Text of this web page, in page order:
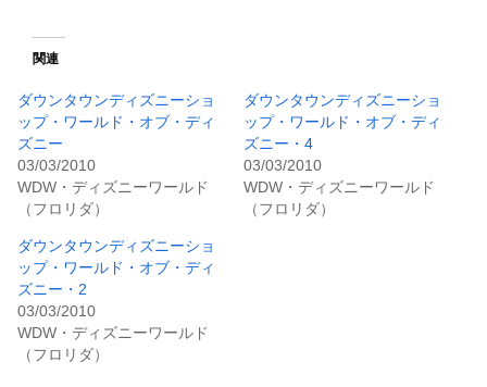
関連
ダウンタウンディズニーショ
ップ・ワールド・オブ・ディ
ズニー
03/03/2010
WDW・ディズニーワールド
（フロリダ）
ダウンタウンディズニーショ
ップ・ワールド・オブ・ディ
ズニー・4
03/03/2010
WDW・ディズニーワールド
（フロリダ）
ダウンタウンディズニーショ
ップ・ワールド・オブ・ディ
ズニー・2
03/03/2010
WDW・ディズニーワールド
（フロリダ）